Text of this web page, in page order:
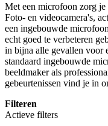
Met een microfoon zorg
Foto- en videocamera's,
een ingebouwde
echt goed te verbeteren
in bijna alle gevallen voor
standaard ingebouwde
beeldmaker als
gebeurtenissen vind je in
Filteren
Actieve filters